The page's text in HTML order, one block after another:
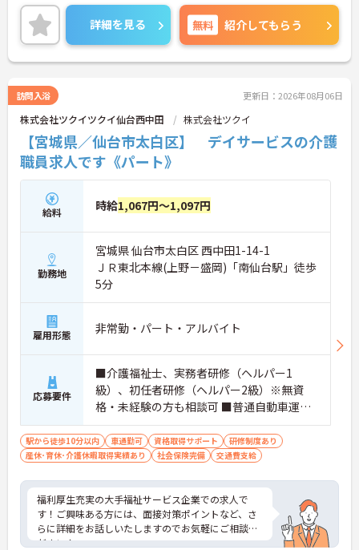
詳細を見る 無料 紹介してもらう
訪問入浴 更新日：2026年08月06日
株式会社ツクイツクイ仙台西中田 株式会社ツクイ
【宮城県／仙台市太白区】 デイサービスの介護
職員求人です《パート》
給料 時給1,067円～1,097円
勤務地
宮城県 仙台市太白区 西中田1-14-1
ＪＲ東北本線(上野－盛岡)「南仙台駅」徒歩
5分
雇用形態 非常勤・パート・アルバイト
応募要件
■介護福祉士、実務者研修（ヘルパー1
級）、初任者研修（ヘルパー2級）※無資
格・未経験の方も相談可 ■普通自動車運転
免許（AT限定可）※ペーパードライバー不
可
駅から徒歩10分以内 車通勤可 資格取得サポート
研修制度あり
産休･育休･介護休暇取得実績あり
社会保険完備 交通費支給
福利厚生充実の大手福祉サービス企業での求人で
す！ご興味ある方には、面接対策ポイントなど、さ
らに詳細をお話しいたしますのでお気軽にご相談く
ださい！